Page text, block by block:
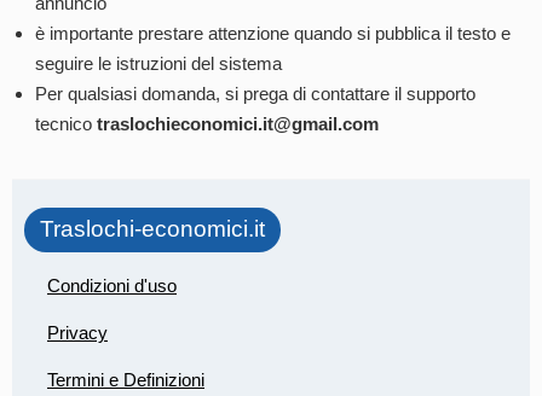
è importante prestare attenzione quando si pubblica il testo e
seguire le istruzioni del sistema
Per qualsiasi domanda, si prega di contattare il supporto
tecnico traslochieconomici.it@gmail.com
Traslochi-economici.it
Condizioni d'uso
Privacy
Termini e Definizioni